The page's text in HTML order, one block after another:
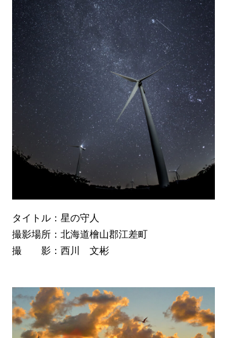
タイトル：星の守人
撮影場所：北海道檜山郡江差町
撮 影：西川 文彬